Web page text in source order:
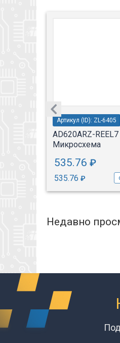
Артикул (ID): ZL-6405
AD620ARZ-REEL7
Микросхема
535.76 ₽
535.76 ₽
Недавно